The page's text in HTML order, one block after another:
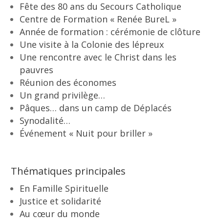
Fête des 80 ans du Secours Catholique
Centre de Formation « Renée BureL »
Année de formation : cérémonie de clôture
Une visite à la Colonie des lépreux
Une rencontre avec le Christ dans les
pauvres
Réunion des économes
Un grand privilège…
Pâques… dans un camp de Déplacés
Synodalité…
Événement « Nuit pour briller »
Thématiques principales
En Famille Spirituelle
Justice et solidarité
Au cœur du monde